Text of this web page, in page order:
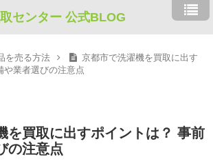
センター 公式BLOG
を売る方法
京都市で洗濯機を買取に出す
や業者選びの注意点
を買取に出すポイントは？ 事前
の注意点